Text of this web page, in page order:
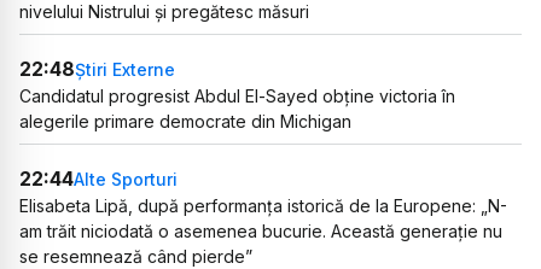
nivelului Nistrului și pregătesc măsuri
22:48Știri Externe
Candidatul progresist Abdul El-Sayed obține victoria în
alegerile primare democrate din Michigan
22:44Alte Sporturi
Elisabeta Lipă, după performanța istorică de la Europene: „N-
am trăit niciodată o asemenea bucurie. Această generație nu
se resemnează când pierde”